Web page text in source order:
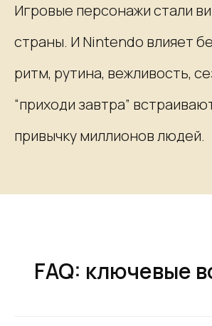
Игровые персонажи стали
страны. И Nintendo влияет
ритм, рутина, вежливость,
“приходи завтра”
привычку миллионов людей.
FAQ: ключевые